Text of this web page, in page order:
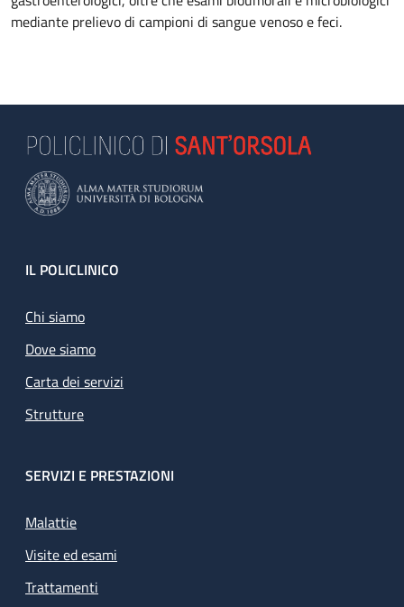
mediante prelievo di campioni di sangue venoso e feci.
Footer
IL POLICLINICO
Chi siamo
Dove siamo
Carta dei servizi
Strutture
SERVIZI E PRESTAZIONI
Malattie
Visite ed esami
Trattamenti